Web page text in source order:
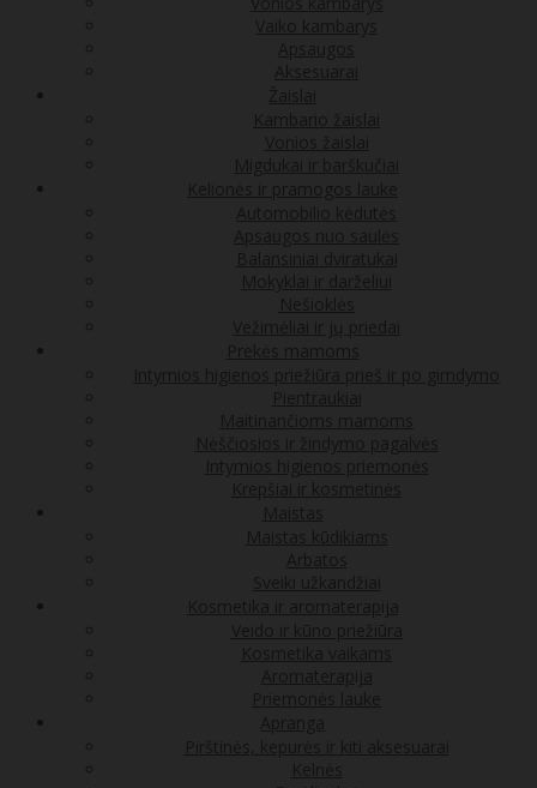
Vaiko kambarys
Apsaugos
Aksesuarai
Žaislai
Kambario žaislai
Vonios žaislai
Migdukai ir barškučiai
Kelionės ir pramogos lauke
Automobilio kėdutės
Apsaugos nuo saulės
Balansiniai dviratukai
Mokyklai ir darželiui
Nešioklės
Vežimėliai ir jų priedai
Prekės mamoms
Intymios higienos priežiūra prieš ir po gimdymo
Pientraukiai
Maitinančioms mamoms
Nėščiosios ir žindymo pagalvės
Intymios higienos priemonės
Krepšiai ir kosmetinės
Maistas
Maistas kūdikiams
Arbatos
Sveiki užkandžiai
Kosmetika ir aromaterapija
Veido ir kūno priežiūra
Kosmetika vaikams
Aromaterapija
Priemonės lauke
Apranga
Pirštinės, kepurės ir kiti aksesuarai
Kelnės